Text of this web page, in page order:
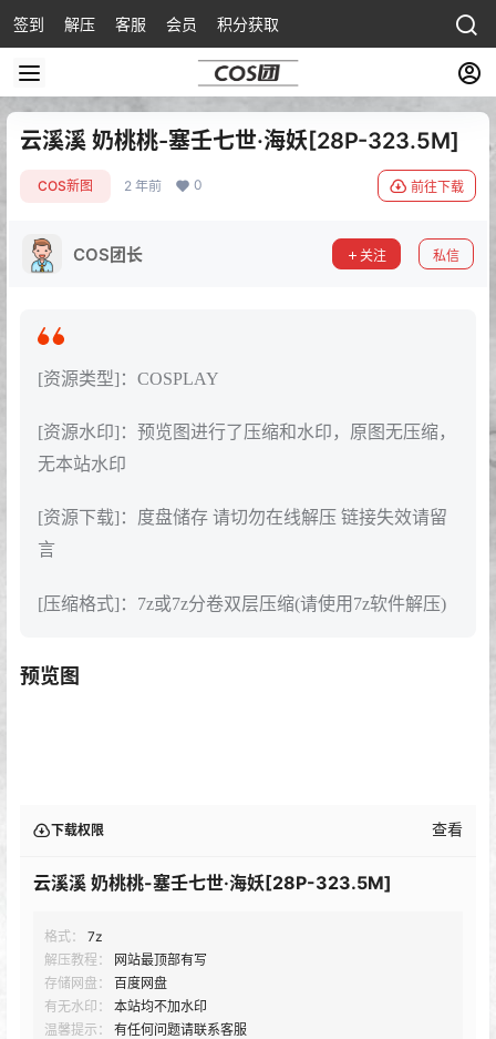
签到 解压 客服 会员 积分获取
云溪溪 奶桃桃-塞壬七世·海妖[28P-323.5M]
COS新图 2 年前 0 前往下载
COS团长 关注 私信
[资源类型]：COSPLAY
[资源水印]：预览图进行了压缩和水印，原图无压缩，
无本站水印
[资源下载]：度盘储存 请切勿在线解压 链接失效请留
言
[压缩格式]：7z或7z分卷双层压缩(请使用7z软件解压)
预览图
下载权限 查看
云溪溪 奶桃桃-塞壬七世·海妖[28P-323.5M]
格式：
7z
解压教程：
网站最顶部有写
存储网盘：
百度网盘
有无水印：
本站均不加水印
温馨提示：
有任何问题请联系客服